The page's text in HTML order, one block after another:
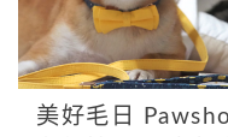
美好毛日